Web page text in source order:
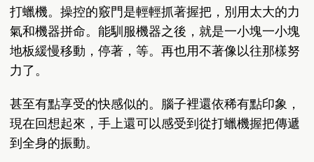
打蠟機。操控的竅門是輕輕抓著握把，別用太大的力
氣和機器拼命。能馴服機器之後，就是一小塊一小塊
地板緩慢移動，停著，等。再也用不著像以往那樣努
力了。
甚至有點享受的快感似的。腦子裡還依稀有點印象，
現在回想起來，手上還可以感受到從打蠟機握把傳遞
到全身的振動。